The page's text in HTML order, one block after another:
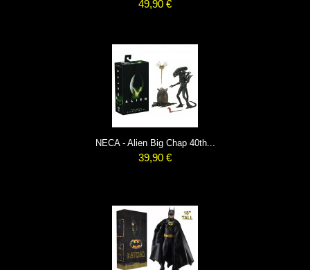
49,90 €
NECA - Alien Big Chap 40th...
39,90 €